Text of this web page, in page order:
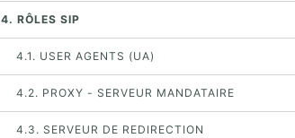
4. RÔLES SIP
4.1. USER AGENTS (UA)
4.2. PROXY - SERVEUR MANDATAIRE
4.3. SERVEUR DE REDIRECTION